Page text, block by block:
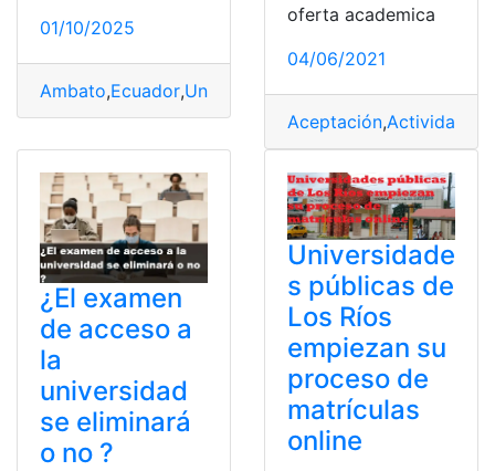
01/10/2025
Ambato,Ecuador,Universidad,Universidad Pública,
oferta academica
04/06/2021
Aceptación,Actividades
¿El examen
de acceso a
la
universidad
se eliminará
o no ?
Universidade
s públicas de
Los Ríos
empiezan su
proceso de
matrículas
online